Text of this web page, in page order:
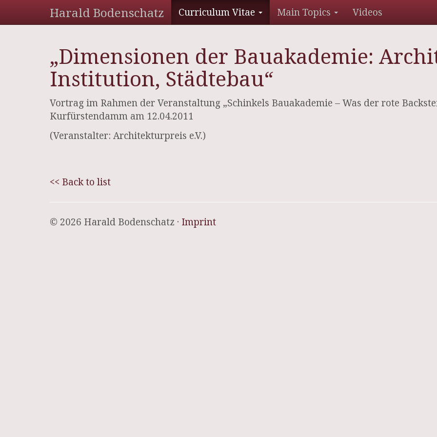
Harald Bodenschatz Curriculum Vitae Main Topics Videos
„Dimensionen der Bauakademie:
Institution, Städtebau“
Vortrag im Rahmen der Veranstaltung „Schinkels Bauakademie – Was der rote
Kurfürstendamm am 12.04.2011
(Veranstalter: Architekturpreis e.V.)
<< Back to list
© 2026 Harald Bodenschatz · Imprint